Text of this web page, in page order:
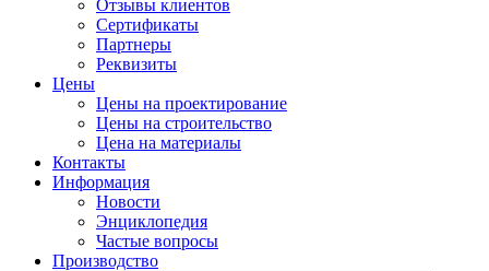
Отзывы клиентов
Сертификаты
Партнеры
Реквизиты
Цены
Цены на проектирование
Цены на строительство
Цена на материалы
Контакты
Информация
Новости
Энциклопедия
Частые вопросы
Производство